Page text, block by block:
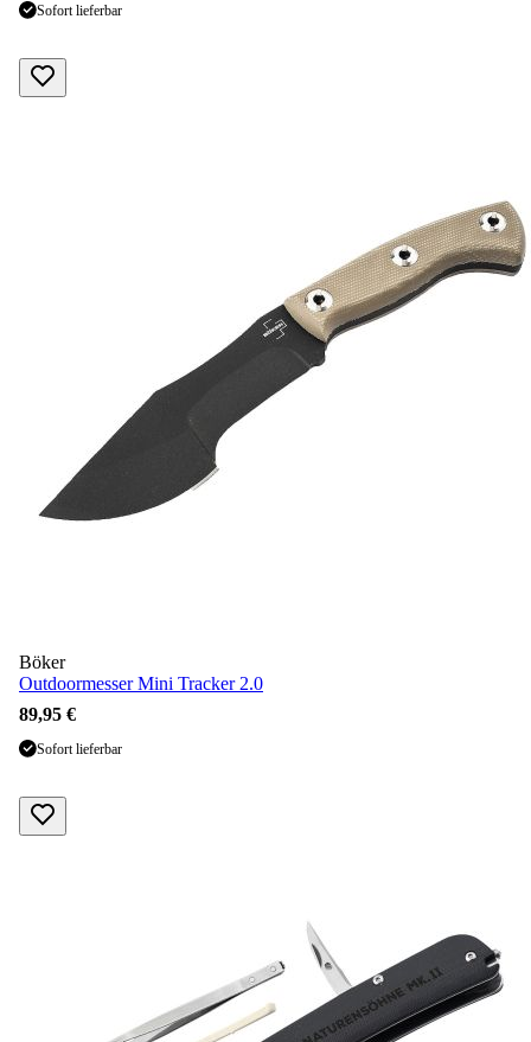
Sofort lieferbar
Böker
Outdoormesser Mini Tracker 2.0
89,95 €
Sofort lieferbar